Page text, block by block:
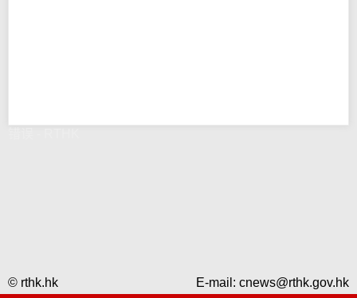
© rthk.hk E-mail: cnews@rthk.gov.hk